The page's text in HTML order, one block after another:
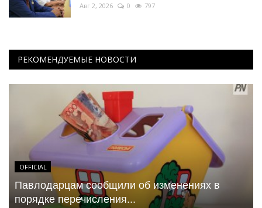
Авг 2, 2026 0 797
РЕКОМЕНДУЕМЫЕ НОВОСТИ
OFFICIAL
Павлодарцам сообщили об изменениях в
порядке перечисления...